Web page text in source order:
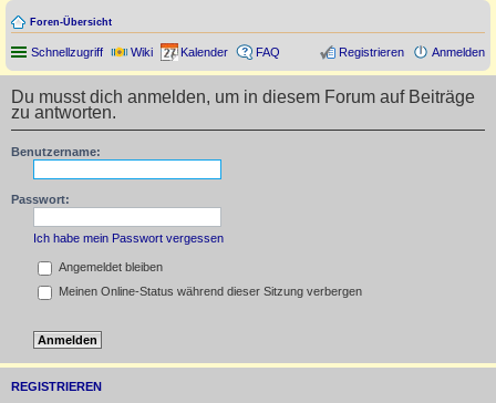
Foren-Übersicht
Schnellzugriff Wiki Kalender FAQ Anmelden
Registrieren
Du musst dich anmelden, um in diesem Forum auf Beiträge
zu antworten.
Benutzername:
Passwort:
Ich habe mein Passwort vergessen
Angemeldet bleiben
Meinen Online-Status während dieser Sitzung verbergen
REGISTRIEREN